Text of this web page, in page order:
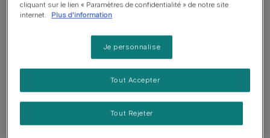
Les sutures sont généralement enlevées après environ
10 jours, bien que cela varie selon le type d'opération et
l'endroit où elles ont été placées. Les sutures internes
sont cachées sous la peau et se dissolvent
naturellement, mais votre vétérinaire pourra vous
demander de prendre un rendez-vous de suivi pour
cliquant sur le lien « Paramètres de confidentialité » de notre site
internet.
Plus d'information
Je personnalise
Tout Rejeter
Tout Accepter